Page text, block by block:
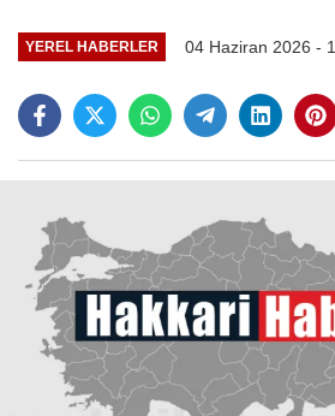
YEREL HABERLER 04 Haziran 2026 -